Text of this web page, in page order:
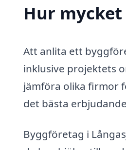
Hur
Att anlita ett
inklusive projektets
jämföra olika firmor
det bästa
Byggföretag i